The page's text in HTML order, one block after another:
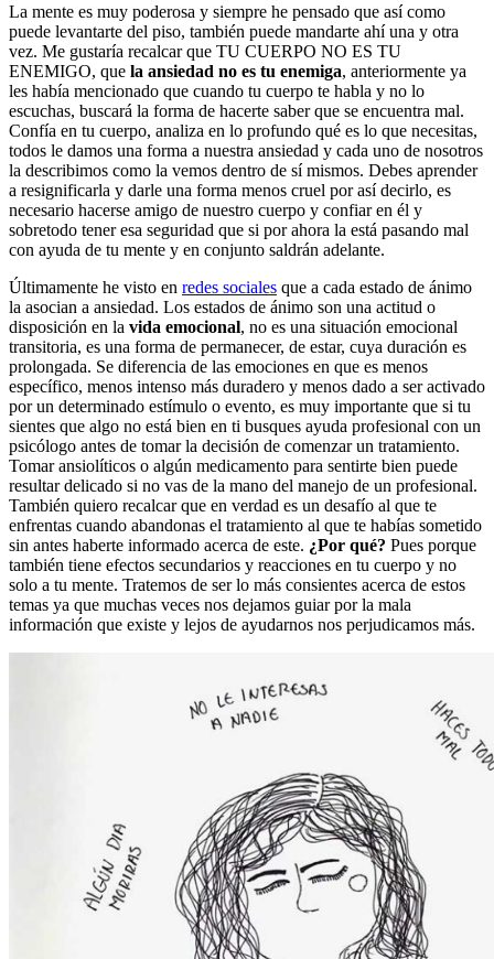
La mente es muy poderosa y siempre he pensado que así como
puede levantarte del piso, también puede mandarte ahí una y otra
vez. Me gustaría recalcar que TU CUERPO NO ES TU
ENEMIGO, que la ansiedad no es tu enemiga, anteriormente ya
les había mencionado que cuando tu cuerpo te habla y no lo
escuchas, buscará la forma de hacerte saber que se encuentra mal.
Confía en tu cuerpo, analiza en lo profundo qué es lo que necesitas,
todos le damos una forma a nuestra ansiedad y cada uno de nosotros
la describimos como la vemos dentro de sí mismos. Debes aprender
a resignificarla y darle una forma menos cruel por así decirlo, es
necesario hacerse amigo de nuestro cuerpo y confiar en él y
sobretodo tener esa seguridad que si por ahora la está pasando mal
con ayuda de tu mente y en conjunto saldrán adelante.
Últimamente he visto en redes sociales que a cada estado de ánimo
la asocian a ansiedad. Los estados de ánimo son una actitud o
disposición en la vida emocional, no es una situación emocional
transitoria, es una forma de permanecer, de estar, cuya duración es
prolongada. Se diferencia de las emociones en que es menos
específico, menos intenso más duradero y menos dado a ser activado
por un determinado estímulo o evento, es muy importante que si tu
sientes que algo no está bien en ti busques ayuda profesional con un
psicólogo antes de tomar la decisión de comenzar un tratamiento.
Tomar ansiolíticos o algún medicamento para sentirte bien puede
resultar delicado si no vas de la mano del manejo de un profesional.
También quiero recalcar que en verdad es un desafío al que te
enfrentas cuando abandonas el tratamiento al que te habías sometido
sin antes haberte informado acerca de este. ¿Por qué? Pues porque
también tiene efectos secundarios y reacciones en tu cuerpo y no
solo a tu mente. Tratemos de ser lo más consientes acerca de estos
temas ya que muchas veces nos dejamos guiar por la mala
información que existe y lejos de ayudarnos nos perjudicamos más.